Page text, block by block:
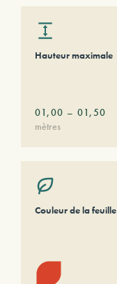
Hauteur maximale
01,00 – 01,50
mètres
Couleur de la feuille